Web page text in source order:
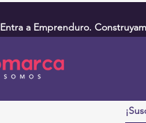
Entra a Emprenduro.